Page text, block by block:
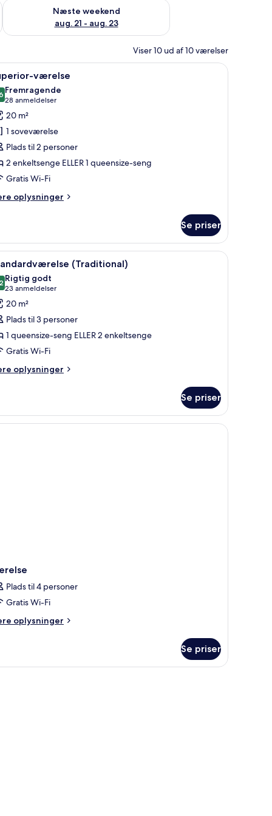
14 - aug. 16
Næste weekend
aug. 21 - aug. 23
Tjek tilgængelighed for næste weekend aug. 21 - aug. 23
Viser 10 ud af 10 værelser
rejsecot. Et hotelværelse med en pænt redt seng, to
8 værelse
ud af 10
Fremragende
28 anmeldelser
(28
anmeldelser)
20 m²
1 soveværelse
Plads til 2 personer
2 enkeltsenge ELLER 1 queensize-seng
Gratis Wi-Fi
oplysninger
Se priser
sengegavl.en stol, et rundt spejl og et fjernsyn.Et hotelværelse med en stor seng, et
2 (Traditional)
ud af 10
Rigtig godt
23 anmeldelser
(23
anmeldelser)
20 m²
Plads til 3 personer
1 queensize-seng ELLER 2 enkeltsenge
Gratis Wi-Fi
oplysninger
Se priser
Plads til 4 personer
Gratis Wi-Fi
oplysninger
Se priser